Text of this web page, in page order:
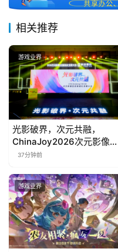
上
海
站
文
(
中
国
)
相关推荐
游戏业界
光影破界，次元共融，
ChinaJoy2026次元影像生
态标准化发展大会盛大召开
37分钟前
游戏业界